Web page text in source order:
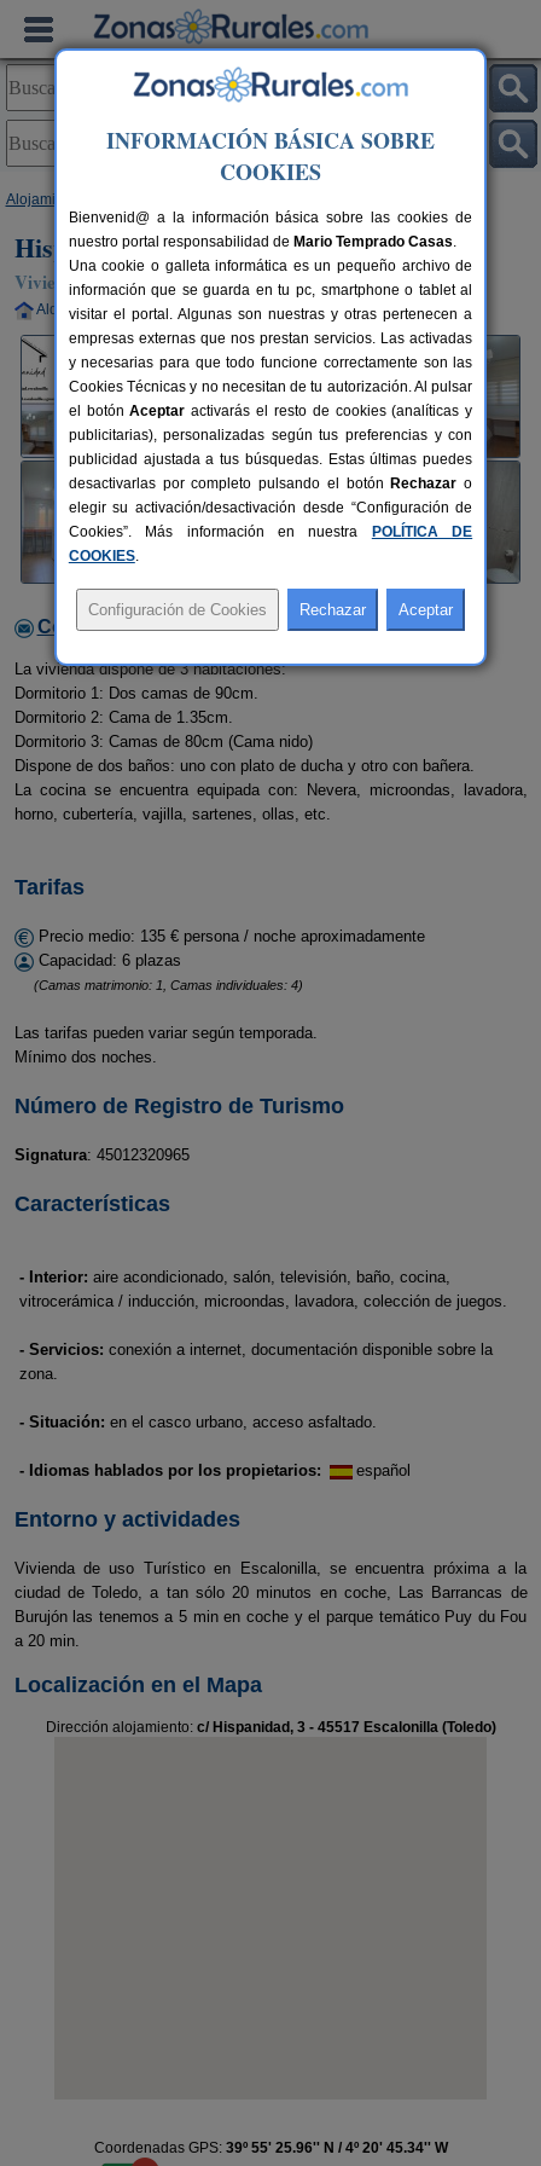
Alojamientos
Hispanidad
Vivienda turística en Escalonilla (Toledo)
Alquiler completo 6 plazas 38 km de Toledo
Contactar con el alojamiento
La vivienda dispone de 3 habitaciones:
Dormitorio 1: Dos camas de 90cm.
Dormitorio 2: Cama de 1.35cm.
Dormitorio 3: Camas de 80cm (Cama nido)
Dispone de dos baños: uno con plato de ducha y otro con bañera.
La cocina se encuentra equipada con: Nevera, microondas, lavadora,
horno, cubertería, vajilla, sartenes, ollas, etc.
Tarifas
Precio medio: 135 € persona / noche aproximadamente
Capacidad: 6 plazas
(Camas matrimonio: 1, Camas individuales: 4)
Las tarifas pueden variar según temporada.
Mínimo dos noches.
Número de Registro de Turismo
Signatura: 45012320965
Características
- Interior: aire acondicionado, salón, televisión, baño, cocina,
vitrocerámica / inducción, microondas, lavadora, colección de juegos.
- Servicios: conexión a internet, documentación disponible sobre la
zona.
- Situación: en el casco urbano, acceso asfaltado.
- Idiomas hablados por los propietarios: español
Entorno y actividades
Vivienda de uso Turístico en Escalonilla, se encuentra próxima a la
ciudad de Toledo, a tan sólo 20 minutos en coche, Las Barrancas de
Burujón las tenemos a 5 min en coche y el parque temático Puy du Fou
a 20 min.
Localización en el Mapa
Dirección alojamiento: c/ Hispanidad, 3 - 45517 Escalonilla (Toledo)
Coordenadas GPS: 39º 55' 25.96'' N / 4º 20' 45.34'' W
INFORMACIÓN BÁSICA SOBRE
COOKIES
Bienvenid@ a la información básica sobre las cookies de
nuestro portal responsabilidad de Mario Temprado Casas.
Una cookie o galleta informática es un pequeño archivo de
información que se guarda en tu pc, smartphone o tablet al
visitar el portal. Algunas son nuestras y otras pertenecen a
empresas externas que nos prestan servicios. Las activadas
y necesarias para que todo funcione correctamente son las
Cookies Técnicas y no necesitan de tu autorización. Al pulsar
el botónAceptar activarás el resto de cookies (analíticas y
publicitarias), personalizadas según tus preferencias y con
publicidad ajustada a tus búsquedas. Estas últimas puedes
desactivarlas por completo pulsando el botón Rechazar o
elegir su activación/desactivación desde “Configuración de
Cookies”. Más información en nuestra
POLÍTICA DE
COOKIES.